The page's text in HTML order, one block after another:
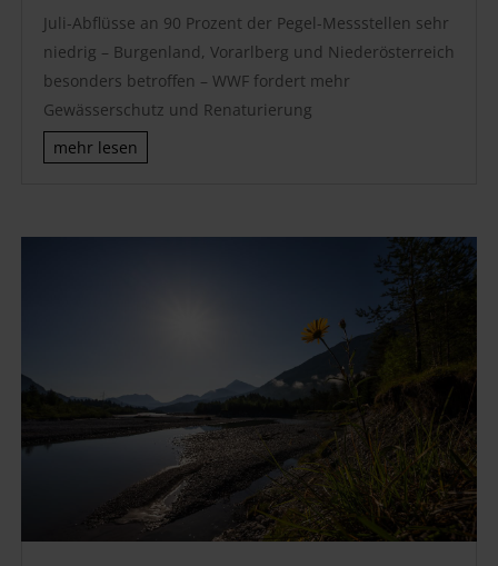
Juli-Abflüsse an 90 Prozent der Pegel-Messstellen sehr
niedrig – Burgenland, Vorarlberg und Niederösterreich
besonders betroffen – WWF fordert mehr
Gewässerschutz und Renaturierung
mehr lesen